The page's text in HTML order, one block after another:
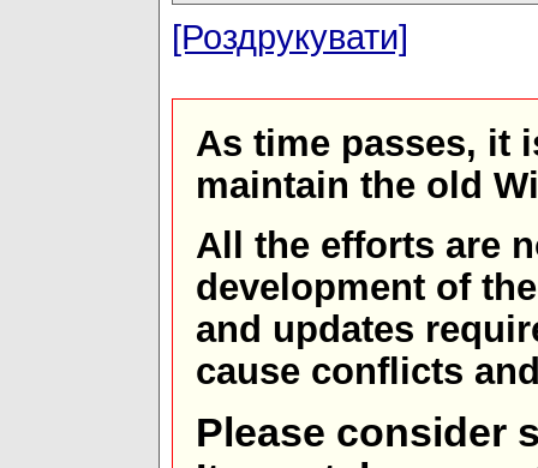
[Роздрукувати]
As time passes, it
maintain the old
All the efforts are
development of
and updates
cause conflicts
Please consider